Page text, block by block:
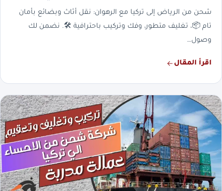
شحن من الرياض إلى تركيا مع الرهوان: نقل أثاث وبضائع بأمان
تام 📦، تغليف متطور، وفك وتركيب باحترافية 🛠️. نضمن لك
وصول…
اقرأ المقال